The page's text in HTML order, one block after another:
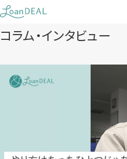
Skip
to
content
コラム・インタビュー